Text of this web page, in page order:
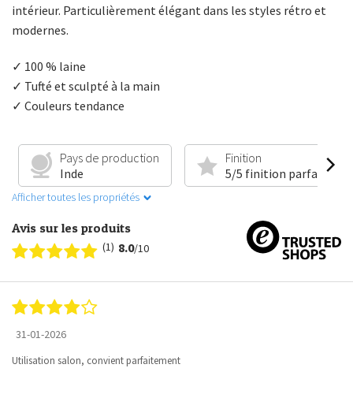
intérieur. Particulièrement élégant dans les styles rétro et
modernes.
✓ 100 % laine
✓ Tufté et sculpté à la main
✓ Couleurs tendance
Pays de production
Inde
Finition
5/5 finition parfaite
Afficher toutes les propriétés
Avis sur les produits
(1) 8.0/10
31-01-2026
Utilisation salon, convient parfaitement